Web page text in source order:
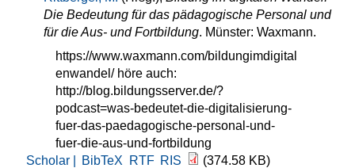
Die Bedeutung für das pädagogische Personal und
für die Aus- und Fortbildung. Münster: Waxmann.
https://www.waxmann.com/bildungimdigital
enwandel/ höre auch:
http://blog.bildungsserver.de/?
podcast=was-bedeutet-die-digitalisierung-
fuer-das-paedagogische-personal-und-
fuer-die-aus-und-fortbildung
Scholar |
BibTeX RTF RIS (374.58 KB)